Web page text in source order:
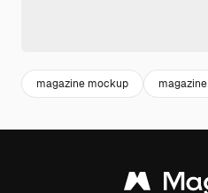
magazine mockup magazine